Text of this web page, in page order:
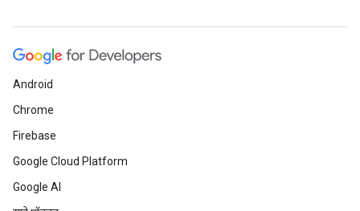
Android
Chrome
Firebase
Google Cloud Platform
Google AI